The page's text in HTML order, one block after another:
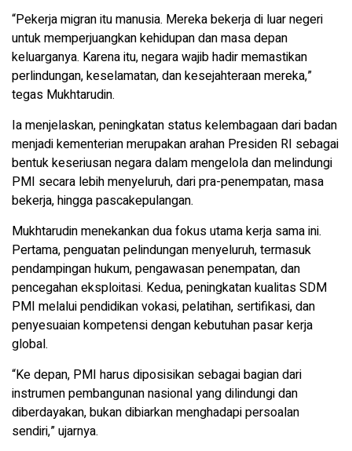
“Pekerja migran itu manusia. Mereka bekerja di luar negeri
untuk memperjuangkan kehidupan dan masa depan
keluarganya. Karena itu, negara wajib hadir memastikan
perlindungan, keselamatan, dan kesejahteraan mereka,”
tegas Mukhtarudin.
Ia menjelaskan, peningkatan status kelembagaan dari badan
menjadi kementerian merupakan arahan Presiden RI sebagai
bentuk keseriusan negara dalam mengelola dan melindungi
PMI secara lebih menyeluruh, dari pra-penempatan, masa
bekerja, hingga pascakepulangan.
Mukhtarudin menekankan dua fokus utama kerja sama ini.
Pertama, penguatan pelindungan menyeluruh, termasuk
pendampingan hukum, pengawasan penempatan, dan
pencegahan eksploitasi. Kedua, peningkatan kualitas SDM
PMI melalui pendidikan vokasi, pelatihan, sertifikasi, dan
penyesuaian kompetensi dengan kebutuhan pasar kerja
global.
“Ke depan, PMI harus diposisikan sebagai bagian dari
instrumen pembangunan nasional yang dilindungi dan
diberdayakan, bukan dibiarkan menghadapi persoalan
sendiri,” ujarnya.